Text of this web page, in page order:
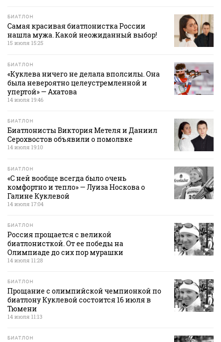
БИАТЛОН
Самая красивая биатлонистка России
нашла мужа. Какой неожиданный выбор!
15 июля 15:25
БИАТЛОН
«Куклева ничего не делала вполсилы. Она
была невероятно целеустремленной и
упертой» — Ахатова
14 июля 19:46
БИАТЛОН
Биатлонисты Виктория Метеля и Даниил
Серохвостов объявили о помолвке
14 июля 19:10
БИАТЛОН
«С ней вообще всегда было очень
комфортно и тепло» — Луиза Носкова о
Галине Куклевой
14 июля 17:04
БИАТЛОН
Россия прощается с великой
биатлонисткой. От ее победы на
Олимпиаде до сих пор мурашки
14 июля 11:28
БИАТЛОН
Прощание с олимпийской чемпионкой по
биатлону Куклевой состоится 16 июля в
Тюмени
14 июля 11:13
БИАТЛОН